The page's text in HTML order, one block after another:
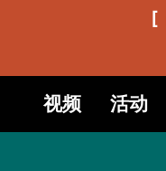
视频 活动